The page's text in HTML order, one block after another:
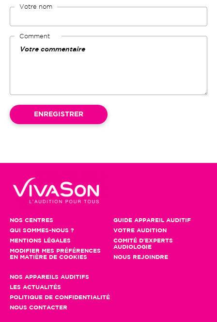
Votre nom
Comment
NOS CENTRES
QUI SOMMES-NOUS ?
MENTIONS LÉGALES
MODIFIER MES PRÉFÉRENCES
EN MATIÈRE DE COOKIES
GUIDE APPAREIL AUDITIF
VOTRE AUDITION
COMITÉ D'EXPERTS
AUDIOLOGIE
NOUS REJOINDRE
NOS APPAREILS AUDITIFS
LES ACTUALITÉS
POLITIQUE DE CONFIDENTIALITÉ
NOUS CONTACTER